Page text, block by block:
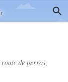
route de perros,